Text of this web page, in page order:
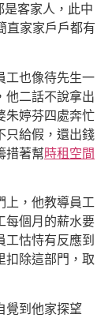
客家人，此中
直家家戶戶都有
工也像待先生一
他二話不說拿出
朱婷芬四處奔忙
只給假，還出錢
措著幫時租空間
上，他教導員工
每個月的薪水要
怙恃有反應到
扣除這部門，取
覺到他家探望